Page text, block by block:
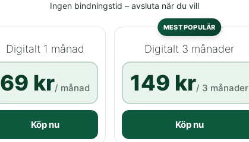
Ingen bindningstid – avsluta när du vill
Digitalt 1 månad
69 kr/ månad
Köp nu
MEST POPULÄR
Digitalt 3 månader
149 kr/ 3 månader
Köp nu